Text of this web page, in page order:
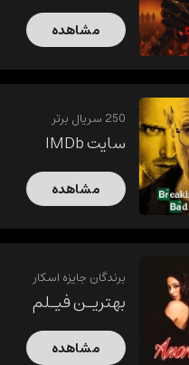
مشاهده
250 سریال برتر
سایت IMDb
مشاهده
برندگان جایزه اسکار
بهتریـن فیـلم
مشاهده